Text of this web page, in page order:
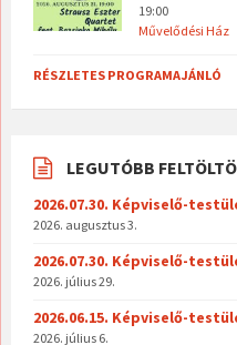
19:00
Művelődési Ház
RÉSZLETES PROGRAMAJÁNLÓ
LEGUTÓBB
2026.07.30. Képviselő-
2026. augusztus 3.
2026.07.30. Képviselő-
2026. július 29.
2026.06.15. Képviselő-
2026. július 6.